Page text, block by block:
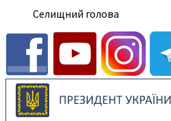
Селищний голова